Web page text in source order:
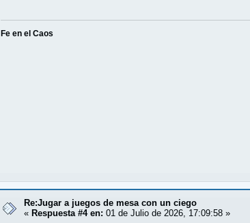
Fe en el Caos
Re:Jugar a juegos de mesa con un ciego
« Respuesta #4 en: 01 de Julio de 2026, 17:09:58 »